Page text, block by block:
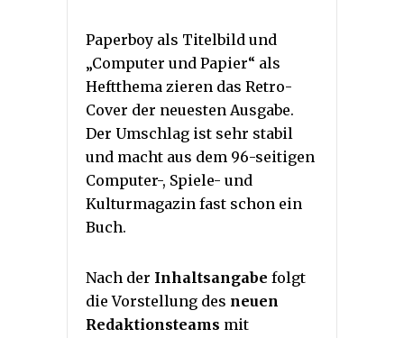
Paperboy als Titelbild und
„Computer und Papier“ als
Heftthema zieren das Retro-
Cover der neuesten Ausgabe.
Der Umschlag ist sehr stabil
und macht aus dem 96-seitigen
Computer-, Spiele- und
Kulturmagazin fast schon ein
Buch.
Nach der Inhaltsangabe folgt
die Vorstellung des neuen
Redaktionsteams mit